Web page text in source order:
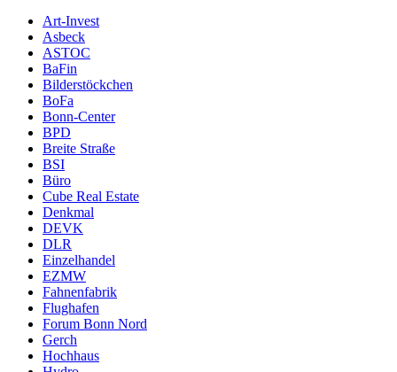
Art-Invest
Asbeck
ASTOC
BaFin
Bilderstöckchen
BoFa
Bonn-Center
BPD
Breite Straße
BSI
Büro
Cube Real Estate
Denkmal
DEVK
DLR
Einzelhandel
EZMW
Fahnenfabrik
Flughafen
Forum Bonn Nord
Gerch
Hochhaus